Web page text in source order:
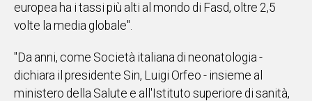
europea ha i tassi più alti al mondo di Fasd, oltre 2,5
volte la media globale".
"Da anni, come Società italiana di neonatologia -
dichiara il presidente Sin, Luigi Orfeo - insieme al
ministero della Salute e all'Istituto superiore di sanità,